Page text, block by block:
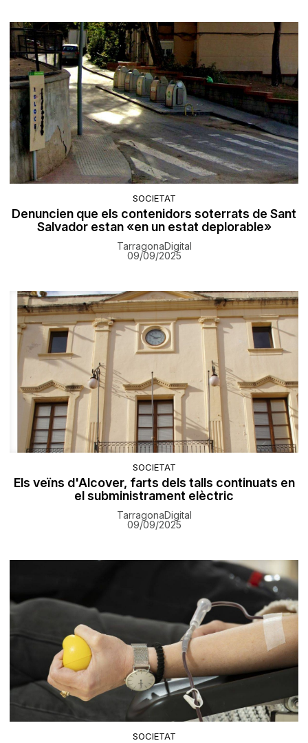
SOCIETAT
Denuncien que els contenidors soterrats de Sant
Salvador estan «en un estat deplorable»
TarragonaDigital
09/09/2025
SOCIETAT
Els veïns d'Alcover, farts dels talls continuats en
el subministrament elèctric
TarragonaDigital
09/09/2025
SOCIETAT